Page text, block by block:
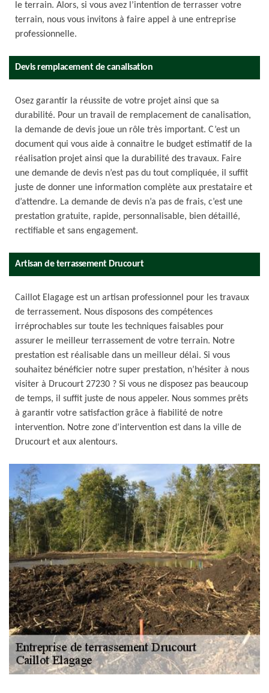
le terrain. Alors, si vous avez l’intention de terrasser votre
terrain, nous vous invitons à faire appel à une entreprise
professionnelle.
Devis remplacement de canalisation
Osez garantir la réussite de votre projet ainsi que sa
durabilité. Pour un travail de remplacement de canalisation,
la demande de devis joue un rôle très important. C’est un
document qui vous aide à connaitre le budget estimatif de la
réalisation projet ainsi que la durabilité des travaux. Faire
une demande de devis n’est pas du tout compliquée, il suffit
juste de donner une information complète aux prestataire et
d’attendre. La demande de devis n’a pas de frais, c’est une
prestation gratuite, rapide, personnalisable, bien détaillé,
rectifiable et sans engagement.
Artisan de terrassement Drucourt
Caillot Elagage est un artisan professionnel pour les travaux
de terrassement. Nous disposons des compétences
irréprochables sur toute les techniques faisables pour
assurer le meilleur terrassement de votre terrain. Notre
prestation est réalisable dans un meilleur délai. Si vous
souhaitez bénéficier notre super prestation, n’hésiter à nous
visiter à Drucourt 27230 ? Si vous ne disposez pas beaucoup
de temps, il suffit juste de nous appeler. Nous sommes prêts
à garantir votre satisfaction grâce à fiabilité de notre
intervention. Notre zone d’intervention est dans la ville de
Drucourt et aux alentours.